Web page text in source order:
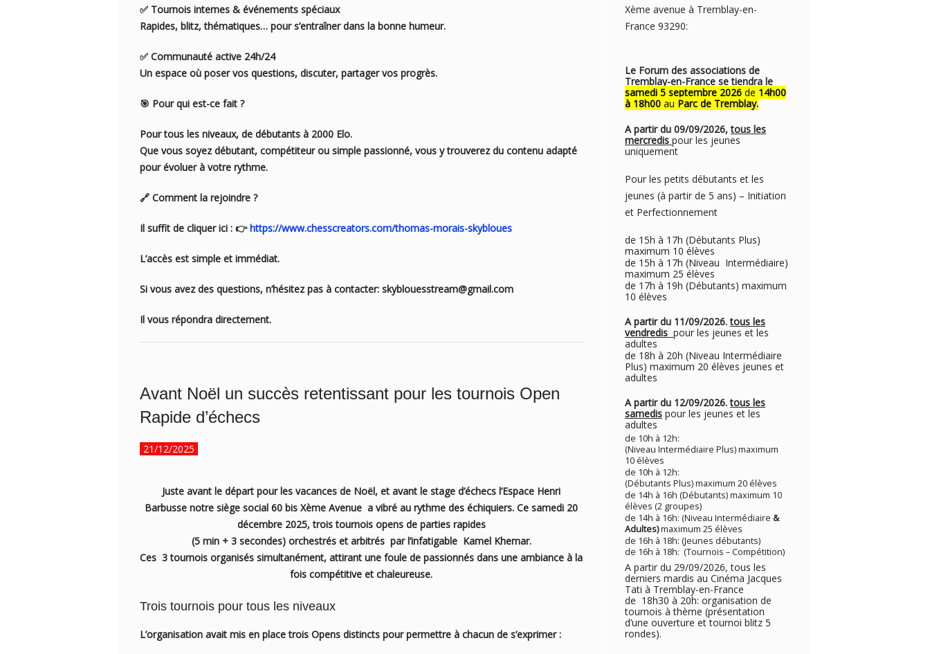
✅ Tournois internes & événements spéciaux
Rapides, blitz, thématiques… pour s’entraîner dans la bonne humeur.
✅ Communauté active 24h/24
Un espace où poser vos questions, discuter, partager vos progrès.
🎯 Pour qui est-ce fait ?
Pour tous les niveaux, de débutants à 2000 Elo.
Que vous soyez débutant, compétiteur ou simple passionné, vous y trouverez du contenu adapté
pour évoluer à votre rythme.
🔗 Comment la rejoindre ?
Il suffit de cliquer ici : 👉https://www.chesscreators.com/thomas-morais-skybloues
L’accès est simple et immédiat.
Si vous avez des questions, n’hésitez pas à contacter: skyblouesstream@gmail.com
Il vous répondra directement.
Avant Noël un succès retentissant pour les tournois Open
Rapide d’échecs
21/12/2025
Juste avant le départ pour les vacances de Noël, et avant le stage d’échecs l’Espace Henri
Barbusse notre siège social 60 bis Xème Avenue a vibré au rythme des échiquiers. Ce samedi 20
décembre 2025, trois tournois opens de parties rapides
(5 min + 3 secondes) orchestrés et arbitrés par l’infatigable Kamel Khemar.
Ces 3 tournois organisés simultanément, attirant une foule de passionnés dans une ambiance à la
fois compétitive et chaleureuse.
Trois tournois pour tous les niveaux
L’organisation avait mis en place trois Opens distincts pour permettre à chacun de s’exprimer :
Xème avenue à Tremblay-en-
France 93290:
Le Forum des associations de
Tremblay-en-France se tiendra le
samedi 5 septembre 2026 de 14h00
à 18h00 au Parc de Tremblay.
A partir du 09/09/2026,tous les
mercredis pour les jeunes
uniquement
Pour les petits débutants et les
jeunes (à partir de 5 ans) – Initiation
et Perfectionnement
de 15h à 17h (Débutants Plus)
maximum 10 élèves
de 15h à 17h (Niveau Intermédiaire)
maximum 25 élèves
de 17h à 19h (Débutants) maximum
10 élèves
A partir du 11/09/2026.tous les
vendredis pour les jeunes et les
adultes
de 18h à 20h (Niveau Intermédiaire
Plus) maximum 20 élèves jeunes et
adultes
A partir du 12/09/2026.tous les
samedis pour les jeunes et les
adultes
de 10h à 12h:
(Niveau Intermédiaire Plus) maximum
10 élèves
de 10h à 12h:
(Débutants Plus) maximum 20 élèves
de 14h à 16h (Débutants) maximum 10
élèves (2 groupes)
de 14h à 16h: (Niveau Intermédiaire &
Adultes)maximum 25 élèves
de 16h à 18h: (Jeunes débutants)
de 16h à 18h: (Tournois – Compétition)
A partir du 29/09/2026, tous les
derniers mardis au Cinéma Jacques
Tati à Tremblay-en-France
de 18h30 à 20h: organisation de
tournois à thème (présentation
d’une ouverture et tournoi blitz 5
rondes).